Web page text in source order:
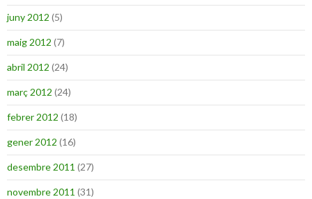
juny 2012 (5)
maig 2012 (7)
abril 2012 (24)
març 2012 (24)
febrer 2012 (18)
gener 2012 (16)
desembre 2011 (27)
novembre 2011 (31)